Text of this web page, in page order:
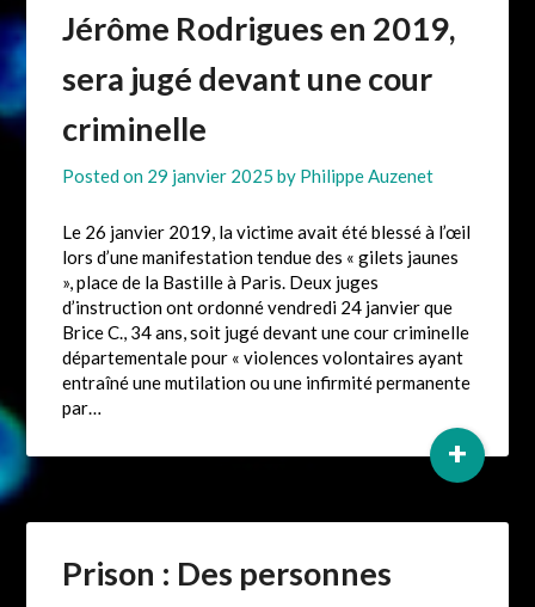
Jérôme Rodrigues en 2019,
sera jugé devant une cour
criminelle
Posted on 29 janvier 2025 by Philippe Auzenet
Le 26 janvier 2019, la victime avait été blessé à l’œil
lors d’une manifestation tendue des « gilets jaunes
», place de la Bastille à Paris. Deux juges
d’instruction ont ordonné vendredi 24 janvier que
Brice C., 34 ans, soit jugé devant une cour criminelle
départementale pour « violences volontaires ayant
entraîné une mutilation ou une infirmité permanente
par…
+
Prison : Des personnes